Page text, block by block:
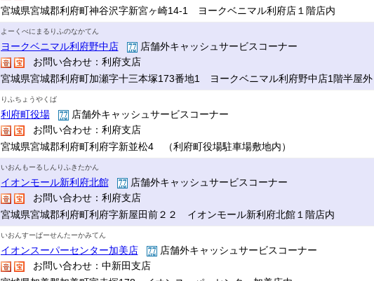
宮城県宮城郡利府町神谷沢字新宮ヶ崎14-1 ヨークベニマル利府店１階店内
よーくべにまるりふのなかてん
ヨークベニマル利府野中店
店舗外キャッシュサービスコーナー
お問い合わせ：利府支店
宮城県宮城郡利府町加瀬字十三本塚173番地1 ヨークベニマル利府野中店1階半屋外
りふちょうやくば
利府町役場
店舗外キャッシュサービスコーナー
お問い合わせ：利府支店
宮城県宮城郡利府町利府字新並松4 （利府町役場駐車場敷地内）
いおんもーるしんりふきたかん
イオンモール新利府北館
店舗外キャッシュサービスコーナー
お問い合わせ：利府支店
宮城県宮城郡利府町利府字新屋田前２２ イオンモール新利府北館１階店内
いおんすーぱーせんたーかみてん
イオンスーパーセンター加美店
店舗外キャッシュサービスコーナー
お問い合わせ：中新田支店